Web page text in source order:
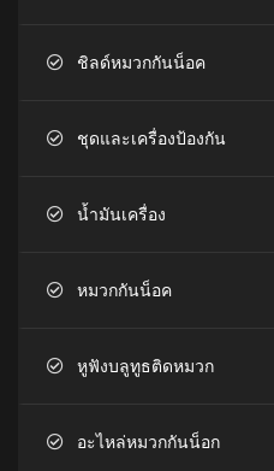
ชิลด์หมวกกันน็อค
ชุดและเครื่องป้องกัน
น้ำมันเครื่อง
หมวกกันน็อค
หูฟังบลูทูธติดหมวก
อะไหล่หมวกกันน็อก